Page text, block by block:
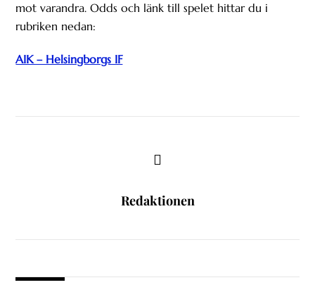
mot varandra. Odds och länk till spelet hittar du i
rubriken nedan:
AIK – Helsingborgs IF
Redaktionen